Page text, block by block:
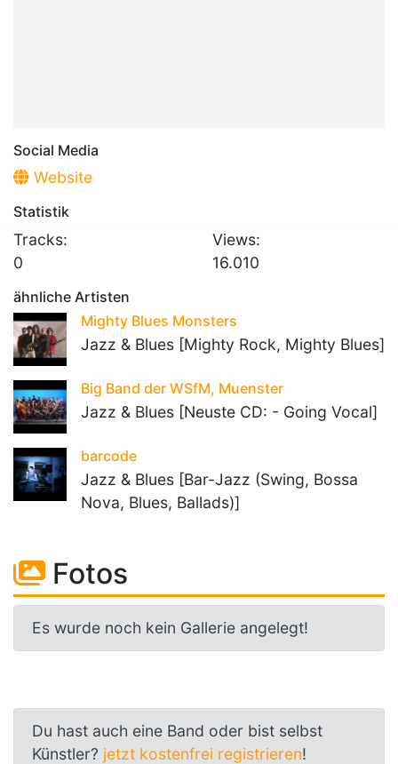
Social Media
Website
Statistik
Tracks:
0
Views:
16.010
ähnliche Artisten
Mighty Blues Monsters
Jazz & Blues [Mighty Rock, Mighty Blues]
Big Band der WSfM, Muenster
Jazz & Blues [Neuste CD: - Going Vocal]
barcode
Jazz & Blues [Bar-Jazz (Swing, Bossa
Nova, Blues, Ballads)]
Fotos
Es wurde noch kein Gallerie angelegt!
Du hast auch eine Band oder bist selbst
Künstler? jetzt kostenfrei registrieren!